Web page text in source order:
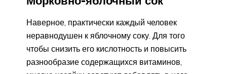
Наверное, практически каждый человек
неравнодушен к яблочному соку. Для того
чтобы снизить его кислотность и повысить
разнообразие содержащихся витаминов,